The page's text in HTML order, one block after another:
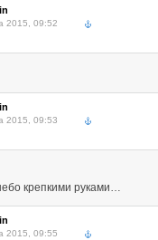
2015, 09:52
2015, 09:53
крепкими руками…
2015, 09:55